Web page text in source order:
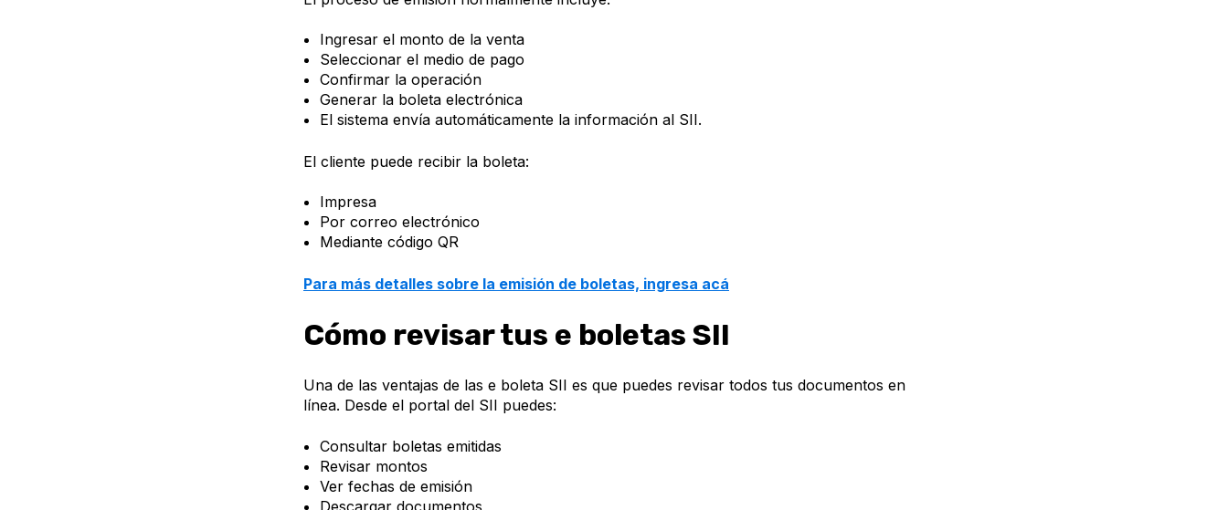
Ingresar el monto de la venta
Seleccionar el medio de pago
Confirmar la operación
Generar la boleta electrónica
El sistema envía automáticamente la información al SII.
El cliente puede recibir la boleta:
Impresa
Por correo electrónico
Mediante código QR
Para más detalles sobre la emisión de boletas, ingresa acá
Cómo revisar tus e boletas SII
Una de las ventajas de las e boleta SII es que puedes revisar todos tus documentos en
línea. Desde el portal del SII puedes:
Consultar boletas emitidas
Revisar montos
Ver fechas de emisión
Descargar documentos